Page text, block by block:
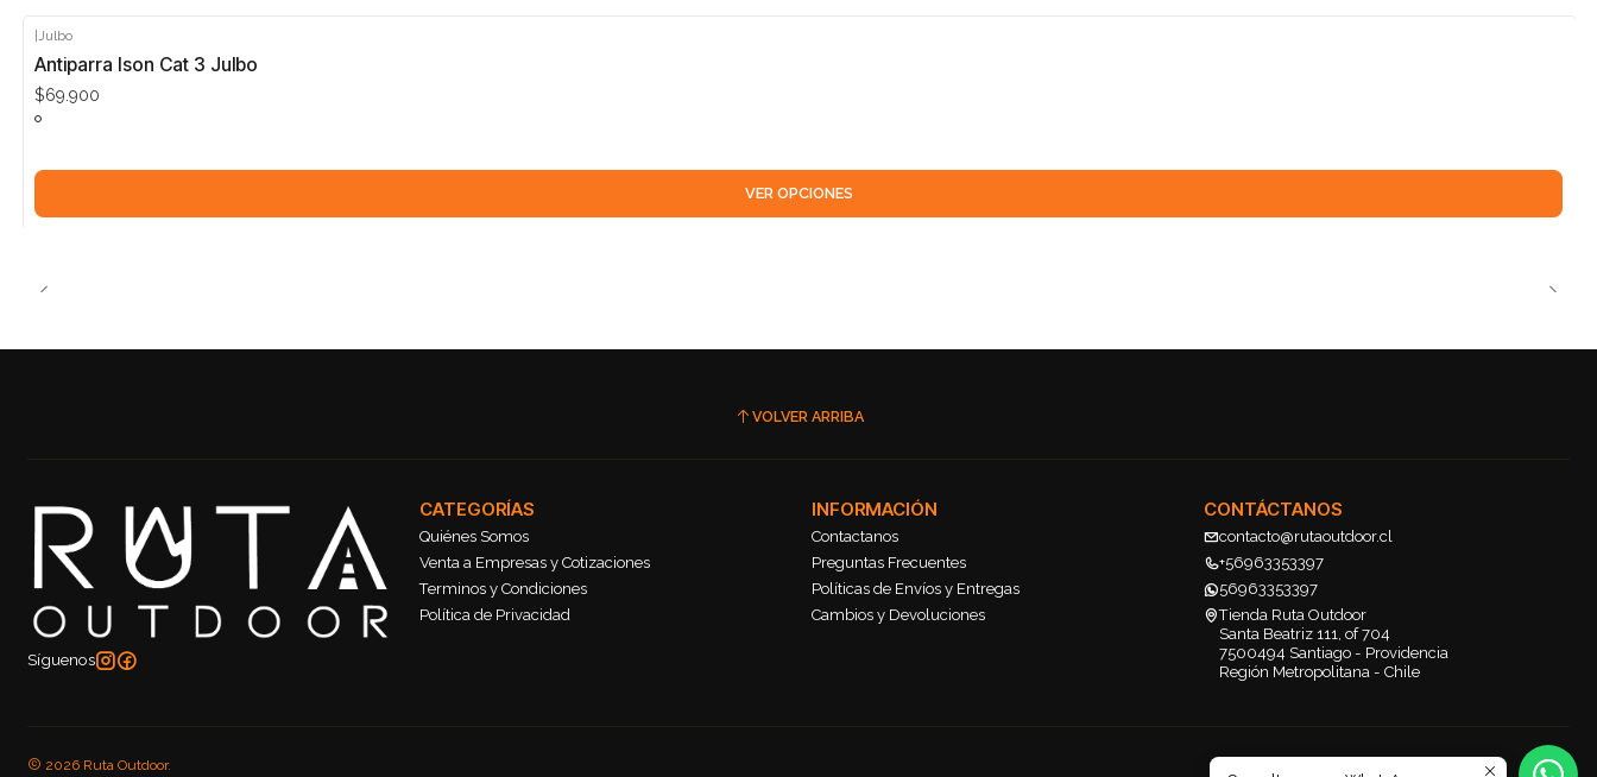
Julbo
Antiparra Ison Cat 3 Julbo
$69.900
VER OPCIONES
VOLVER ARRIBA
Síguenos
CATEGORÍAS
Quiénes Somos
Venta a Empresas y Cotizaciones
Terminos y Condiciones
Política de Privacidad
INFORMACIÓN
Contactanos
Preguntas Frecuentes
Políticas de Envíos y Entregas
Cambios y Devoluciones
CONTÁCTANOS
contacto@rutaoutdoor.cl
+56963353397
56963353397
Tienda Ruta Outdoor
Santa Beatriz 111, of 704
7500494 Santiago - Providencia
Región Metropolitana - Chile
2026 Ruta Outdoor.